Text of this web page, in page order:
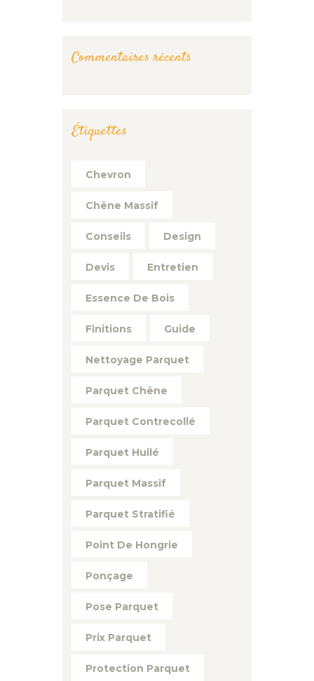
Commentaires récents
Étiquettes
Chevron
Chêne Massif
Conseils Design
Devis Entretien
Essence De Bois
Finitions Guide
Nettoyage Parquet
Parquet Chêne
Parquet Contrecollé
Parquet Huilé
Parquet Massif
Parquet Stratifié
Point De Hongrie
Ponçage
Pose Parquet
Prix Parquet
Protection Parquet